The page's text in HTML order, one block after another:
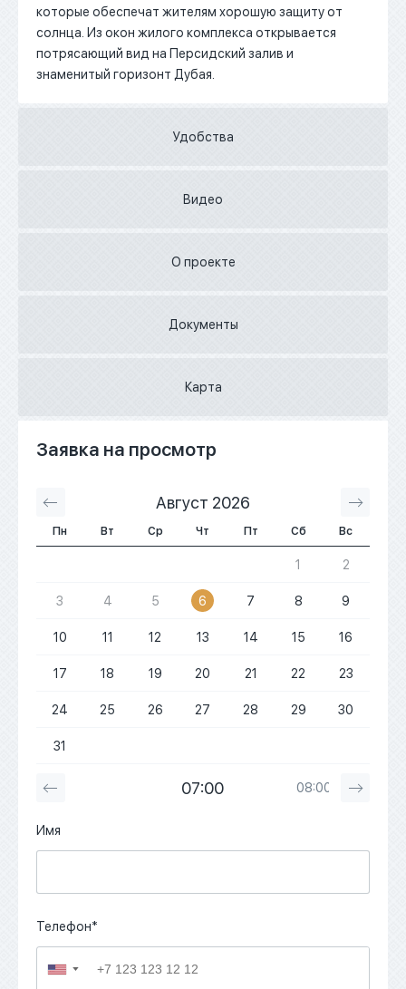
которые обеспечат жителям хорошую защиту от
солнца. Из окон жилого комплекса открывается
потрясающий вид на Персидский залив и
знаменитый горизонт Дубая.
Удобства
Видео
О проекте
Документы
Карта
Заявка на просмотр
Август 2026
Пн Вт Ср Чт Пт Сб Вс
1 2
3 4 5 6 7 8 9
10 11 12 13 14 15 16
17 18 19 20 21 22 23
24 25 26 27 28 29 30
31
07:00 08:00
Имя
Телефон*
▼